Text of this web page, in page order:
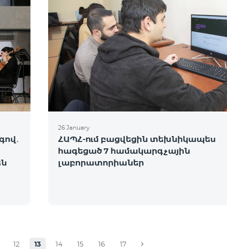
26 January
ՀԱՊՀ-ում բացվեցին տեխնիկապես
հագեցած 7 համակարգչային
լաբորատորիաներ
12 13 14 15 16 17